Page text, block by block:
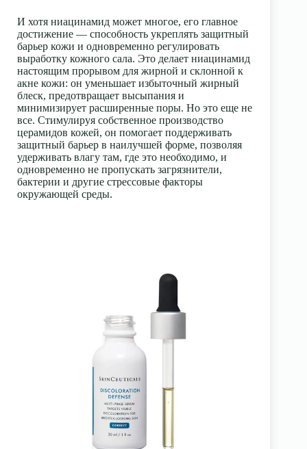
И хотя ниацинамид может многое, его главное
достижение — способность укреплять защитный
барьер кожи и одновременно регулировать
выработку кожного сала. Это делает ниацинамид
настоящим прорывом для жирной и склонной к
акне кожи: он уменьшает избыточный жирный
блеск, предотвращает высыпания и
минимизирует расширенные поры. Но это еще не
все. Стимулируя собственное производство
церамидов кожей, он помогает поддерживать
защитный барьер в наилучшей форме, позволяя
удерживать влагу там, где это необходимо, и
одновременно не пропускать загрязнители,
бактерии и другие стрессовые факторы
окружающей среды.